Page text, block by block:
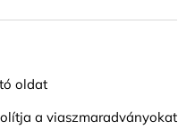
oldat
a viaszmaradványokat
termékeket adj a